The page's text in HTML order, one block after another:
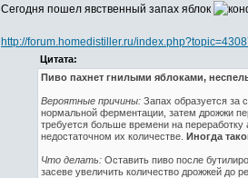
Сегодня пошел явственный запах яблок
http://forum.homedistiller.ru/
Цитата:
Пиво пахнет гнилыми яблоками,
Вероятные причины: Запах образуется за
нормальной ферментации, затем дрожжи
требуется больше времени на
недостаточном их количестве. Иногда
Что делать: Оставить пиво после
засеве увеличить количество дрожжей до